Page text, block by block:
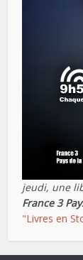
jeudi, une
France 3
"Livres en